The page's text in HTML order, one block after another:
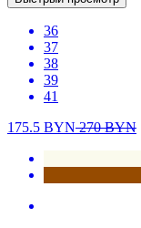
36
37
38
39
41
175.5 BYN270BYN